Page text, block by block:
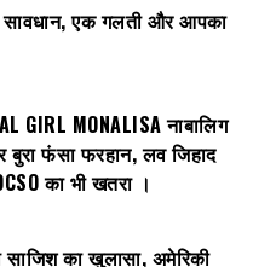
सावधान, एक गलती और आपका
GIRL MONALISA नाबालिग
बुरा फंसा फरहान, लव जिहाद
का भी खतरा ।
साजिश का खुलासा, अमेरिकी